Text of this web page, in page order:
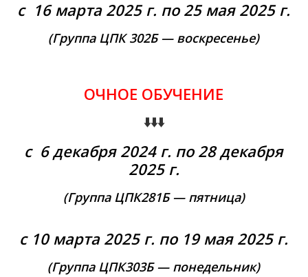
с 16 марта 2025 г. по 25 мая 2025 г.
(Группа ЦПК 302Б — воскресенье)
ОЧНОЕ ОБУЧЕНИЕ
⬇️⬇️⬇️
с 6 декабря 2024 г. по 28 декабря
2025 г.
(Группа ЦПК281Б — пятница)
с 10 марта 2025 г. по 19 мая 2025 г.
(Группа ЦПК303Б — понедельник)